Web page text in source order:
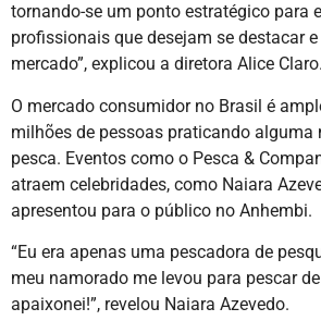
tornando-se um ponto estratégico para
profissionais que desejam se destacar
mercado”, explicou a diretora Alice Claro.
O mercado consumidor no Brasil é
milhões de pessoas praticando alguma
pesca. Eventos como o Pesca &
atraem celebridades, como Naiara
apresentou para o público no Anhembi.
“Eu era apenas uma pescadora de
meu namorado me levou para pescar
apaixonei!”, revelou Naiara Azevedo.